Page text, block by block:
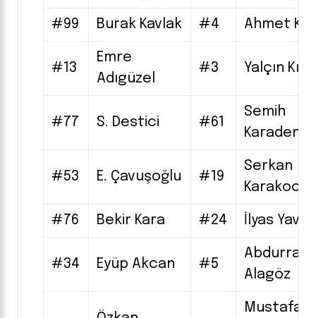
#99 Burak Kavlak #4 Ahmet
#13
Emre
Adıgüzel
#3 Yalçın
#77 S. Destici #61
Semih
Karadeniz
#53 E. Çavuşoğlu #19
Serkan
Karakoc
#76 Bekir Kara #24 İlyas Yavuz
#34 Eyüp Akcan #5
Alagöz
Mustafa